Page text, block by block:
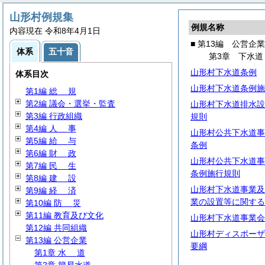
例規名称
■ 第13編 公営企業
第3章 下水道
山形村下水道条例
山形村下水道条例
山形村下水道排水
規則
山形村公共下水道
条例
山形村公共下水道
条例施行規則
山形村下水道事業
業の設置等に関す
山形村下水道事業
山形村ディスポー
要綱
山形村例規集
内容現在 令和8年4月1日
体系 五十音
体系目次
第1編 総 規
第2編 議会・選挙・監査
第3編 行政組織
第4編 人 事
第5編 給 与
第6編 財 政
第7編 民 生
第8編 建 設
第9編 経 済
第10編 防 災
第11編 教育及び文化
第12編 共同組織
第13編 公営企業
第1章 水 道